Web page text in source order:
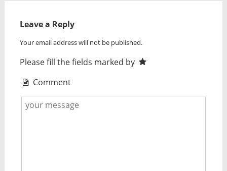
Leave a Reply
Your email address will not be published.
Please fill the fields marked by
Comment